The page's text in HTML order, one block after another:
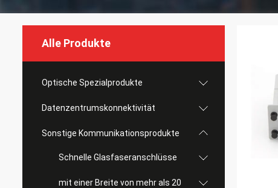
Alle Produkte
Optische Spezialprodukte
Datenzentrumskonnektivität
Sonstige Kommunikationsprodukte
Schnelle Glasfaseranschlüsse
mit einer Breite von mehr als 20